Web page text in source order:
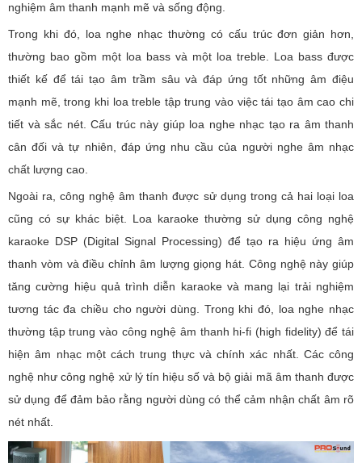
nghiệm âm thanh mạnh mẽ và sống động.
Trong khi đó, loa nghe nhạc thường có cấu trúc đơn giản hơn,
thường bao gồm một loa bass và một loa treble. Loa bass được
thiết kế để tái tạo âm trầm sâu và đáp ứng tốt những âm điệu
mạnh mẽ, trong khi loa treble tập trung vào việc tái tạo âm cao chi
tiết và sắc nét. Cấu trúc này giúp loa nghe nhạc tạo ra âm thanh
cân đối và tự nhiên, đáp ứng nhu cầu của người nghe âm nhạc
chất lượng cao.
Ngoài ra, công nghệ âm thanh được sử dụng trong cả hai loại loa
cũng có sự khác biệt. Loa karaoke thường sử dụng công nghệ
karaoke DSP (Digital Signal Processing) để tạo ra hiệu ứng âm
thanh vòm và điều chỉnh âm lượng giọng hát. Công nghệ này giúp
tăng cường hiệu quả trình diễn karaoke và mang lại trải nghiệm
tương tác đa chiều cho người dùng. Trong khi đó, loa nghe nhạc
thường tập trung vào công nghệ âm thanh hi-fi (high fidelity) để tái
hiện âm nhạc một cách trung thực và chính xác nhất. Các công
nghệ như công nghệ xử lý tín hiệu số và bộ giải mã âm thanh được
sử dụng để đảm bảo rằng người dùng có thể cảm nhận chất âm rõ
nét nhất.